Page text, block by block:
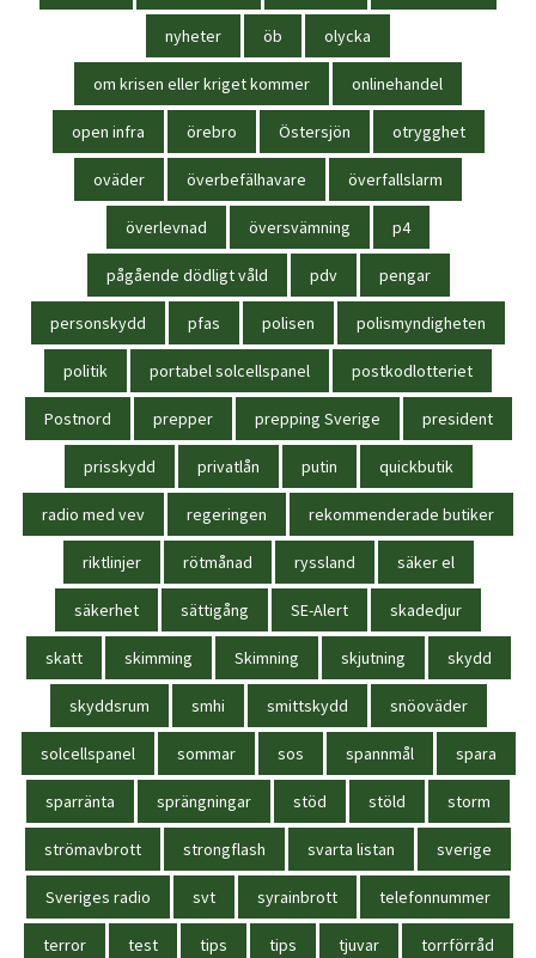
nyheter öb olycka
om krisen eller kriget kommer onlinehandel
open infra örebro Östersjön otrygghet
oväder överbefälhavare överfallslarm
överlevnad översvämning p4
pågående dödligt våld pdv pengar
personskydd pfas polisen polismyndigheten
politik portabel solcellspanel postkodlotteriet
Postnord prepper prepping Sverige president
prisskydd privatlån putin quickbutik
radio med vev regeringen rekommenderade butiker
riktlinjer rötmånad ryssland säker el
säkerhet sättigång SE-Alert skadedjur
skatt skimming Skimning skjutning skydd
skyddsrum smhi smittskydd snöoväder
solcellspanel sommar sos spannmål spara
sparränta sprängningar stöd stöld storm
strömavbrott strongflash svarta listan sverige
Sveriges radio svt syrainbrott telefonnummer
terror test tips tips tjuvar torrförråd